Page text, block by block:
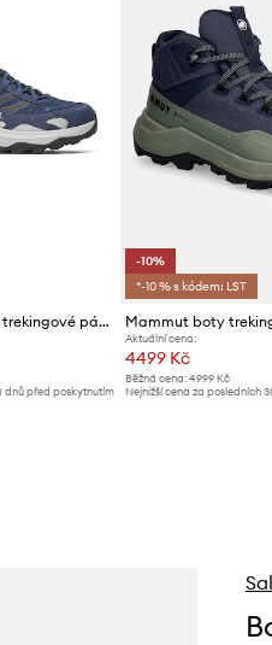
Merrell sneakers boty trekingové pánské MOAB SPEED 2 GORE-TEX
dnů před poskytnutím
-10%
*-10 % s kódem: LST
Aktuální cena:
4499 Kč
Běžná cena: 4999 Kč
Nejnižší cena za posledních